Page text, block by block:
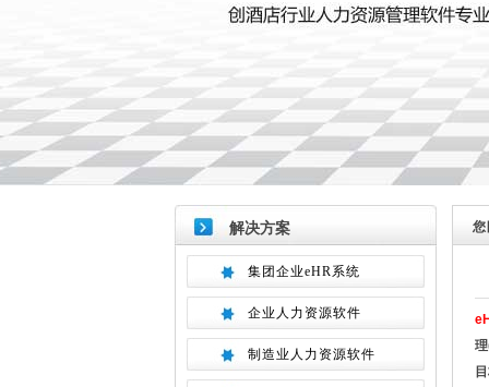
解决方案
集团企业eHR系统
企业人力资源软件
制造业人力资源软件
您
理